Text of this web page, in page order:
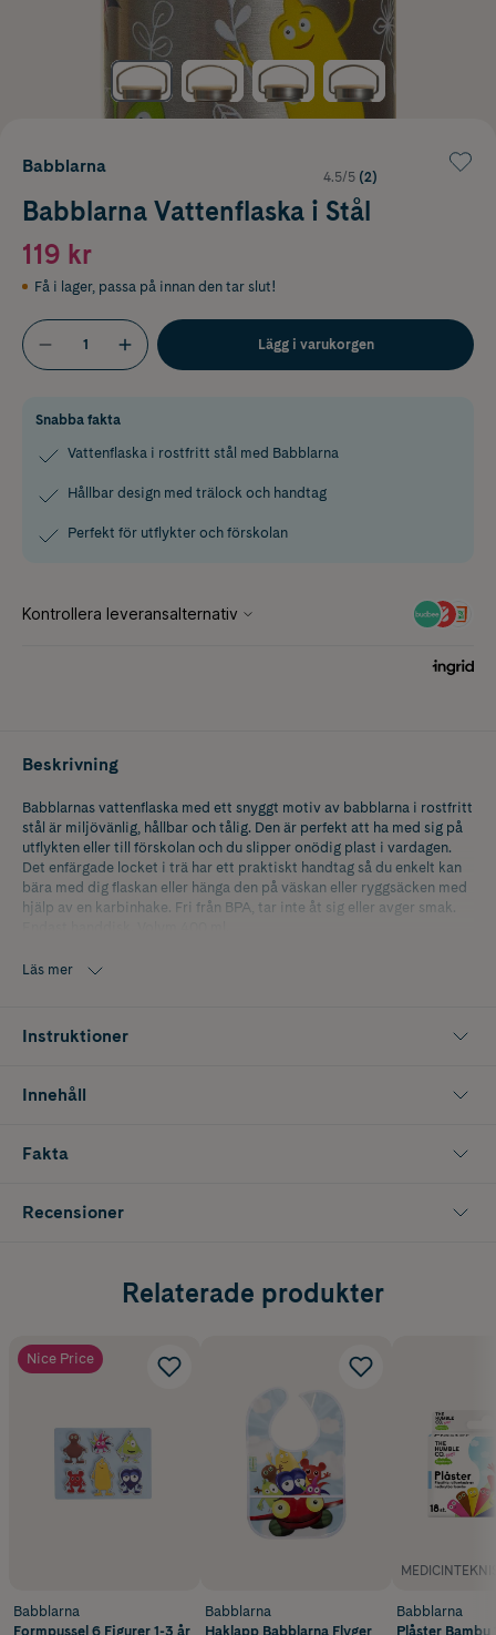
Babblarna
4.5/5 (2)
Babblarna Vattenflaska i Stål
119 kr
Få i lager, passa på innan den tar slut!
Lägg i varukorgen
Snabba fakta
Vattenflaska i rostfritt stål med Babblarna
Hållbar design med trälock och handtag
Perfekt för utflykter och förskolan
Beskrivning
Babblarnas vattenflaska med ett snyggt motiv av babblarna i rostfritt
stål är miljövänlig, hållbar och tålig. Den är perfekt att ha med sig på
utflykten eller till förskolan och du slipper onödig plast i vardagen.
Det enfärgade locket i trä har ett praktiskt handtag så du enkelt kan
bära med dig flaskan eller hänga den på väskan eller ryggsäcken med
hjälp av en karbinhake. Fri från BPA, tar inte åt sig eller avger smak.
Läs mer
Instruktioner
Innehåll
Fakta
Recensioner
Relaterade produkter
Nice Price
Babblarna
Formpussel 6 Figurer 1-3 år
Babblarna
Haklapp Babblarna Flyger
Babblarna
Plåster Bambu